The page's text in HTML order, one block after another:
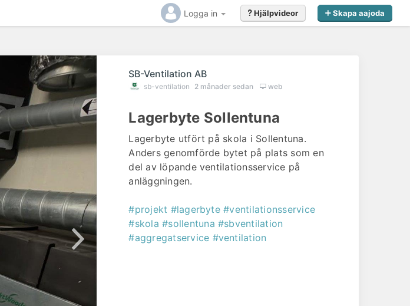
Logga in Skapa aajoda
Hjälpvideor
SB-Ventilation AB
sb-ventilation 2 månader sedan web
Lagerbyte Sollentuna
Lagerbyte utfört på skola i Sollentuna.
Anders genomförde bytet på plats som en
del av löpande ventilationsservice på
anläggningen.
#projekt #lagerbyte #ventilationsservice
#skola #sollentuna #sbventilation
#aggregatservice #ventilation